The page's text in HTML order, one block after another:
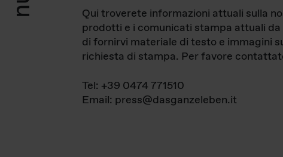
Qui troverete informazioni attuali sulla
prodotti e i comunicati stampa attuali
di fornirvi materiale di testo e immagini
richiesta di stampa. Per favore
Tel: +39 0474 771510
Email: press@dasganzeleben.it